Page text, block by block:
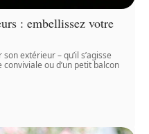
: embellissez votre
extérieur – qu’il s’agisse
conviviale ou d’un petit balcon